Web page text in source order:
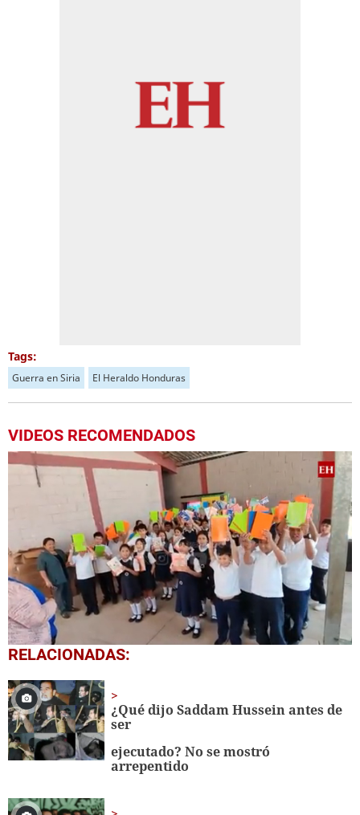
Tags:
Guerra en Siria El Heraldo Honduras
VIDEOS RECOMENDADOS
0
seconds
1
minute,
56
seconds
RELACIONADAS:
¿Qué dijo Saddam Hussein antes de
ser
ejecutado? No se mostró
arrepentido